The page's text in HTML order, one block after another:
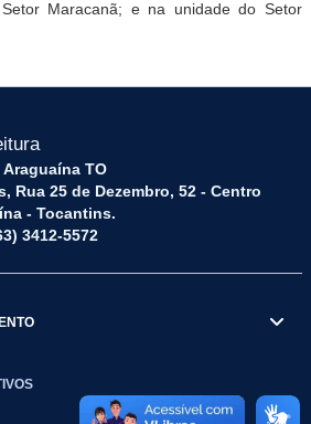
Maracanã; e na unidade do Setor
TO
Rua 25 de Dezembro, 52 - Centro
- Tocantins.
3412-5572